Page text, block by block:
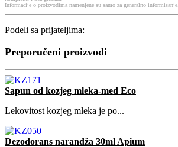
Informacije o proizvodima namenjene su samo za generalno informisanje.
Podeli sa prijateljima:
Preporučeni proizvodi
Sapun od kozjeg mleka-med Eco
Lekovitost kozjeg mleka je po...
Dezodorans narandža 30ml Apium